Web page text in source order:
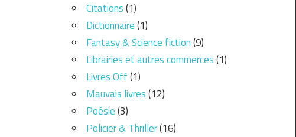
Citations(1)
Dictionnaire(1)
Fantasy & Science fiction(9)
Librairies et autres commerces(1)
Livres Off(1)
Mauvais livres(12)
Poésie(3)
Policier & Thriller(16)